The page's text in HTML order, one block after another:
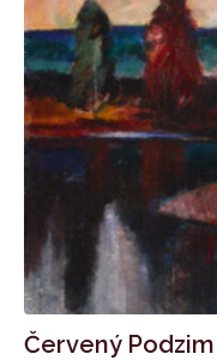
Červený Podzim